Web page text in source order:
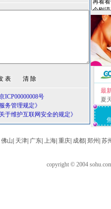
ICP00000008号
务管理规定》
于维护互联网安全的规定》
最
夏
佛山 天津| 广东| 上海| 重庆| 成都| 郑州 苏
copyright © 2004